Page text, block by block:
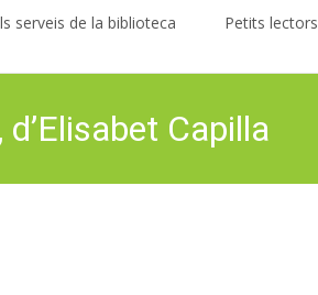
serveis de la biblioteca Petits lectors
Capilla